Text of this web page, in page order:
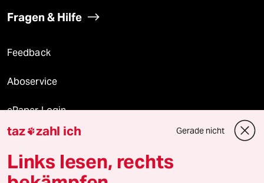
Fragen & Hilfe
Feedback
Aboservice
ePaper Login
Downloads für Abonnierende
taz zahl ich Gerade nicht
Links lesen, rechts